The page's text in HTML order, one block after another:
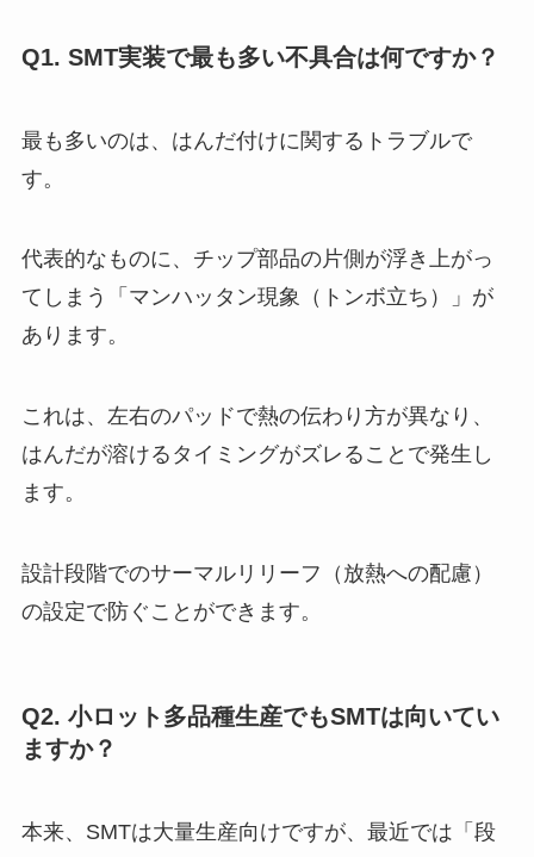
Q1. SMT実装で最も多い不具合は何ですか？
最も多いのは、はんだ付けに関するトラブルで
す。
代表的なものに、チップ部品の片側が浮き上がっ
てしまう「マンハッタン現象（トンボ立ち）」が
あります。
これは、左右のパッドで熱の伝わり方が異なり、
はんだが溶けるタイミングがズレることで発生し
ます。
設計段階でのサーマルリリーフ（放熱への配慮）
の設定で防ぐことができます。
Q2. 小ロット多品種生産でもSMTは向いてい
ますか？
本来、SMTは大量生産向けですが、最近では「段